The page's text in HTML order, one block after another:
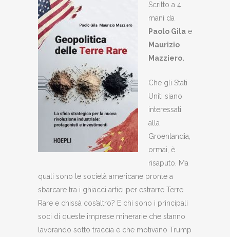
Scritto a 4
mani da
Paolo Gila e
Maurizio
Mazziero.
Che gli Stati
Uniti siano
interessati
alla
Groenlandia,
ormai, è
risaputo. Ma
quali sono le società americane pronte a
sbarcare tra i ghiacci artici per estrarre Terre
Rare e chissà cos’altro? E chi sono i principali
soci di queste imprese minerarie che stanno
lavorando sotto traccia e che motivano Trump